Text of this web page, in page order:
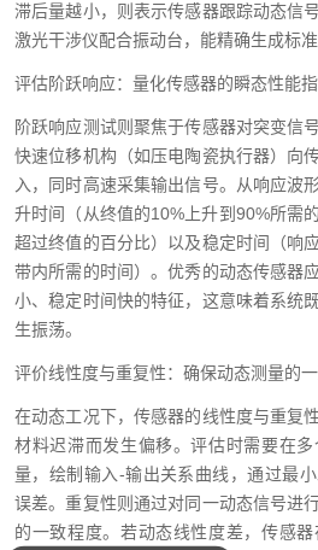
滞后量越小，则表示传感器跟踪动态信
激光干涉仪配合振动台，能精确生成标准
评估阶跃响应：量化传感器的瞬态性能
阶跃响应测试则聚焦于传感器对突变信
快速位移机构（如压电陶瓷执行器）向
入，同时高速采集输出信号。从响应波
升时间（从终值的10%上升到90%所需
超过终值的百分比）以及稳定时间（响
带内所需的时间）。优秀的动态传感器
小、稳定时间快的特征，这意味着系统
生振荡。
评价线性度与重复性：确保动态测量的
在动态工况下，传感器的线性度与重复
材料迟滞而发生偏移。评估时需要在
量，绘制输入-输出关系曲线，通过最
误差。重复性则通过对同一动态信号进
的一致程度。若动态线性度差，传感